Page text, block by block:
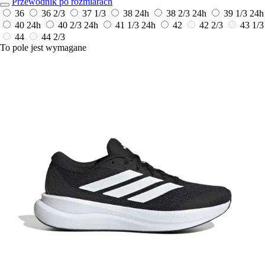
36
36 2/3 37 1/3 38 24h 38 2/3 24h 39 1/3 24h
40 24h 40 2/3 24h 41 1/3 24h 42 42 2/3
43 1/3
44
44 2/3
To pole jest wymagane